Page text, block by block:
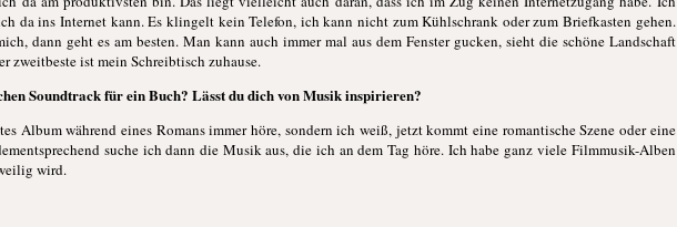
da ins Internet kann. Es klingelt kein Telefon, ich kann nicht zum Kühlschrank oder zum Briefkasten gehen.
dann geht es am besten. Man kann auch immer mal aus dem Fenster gucken, sieht die schöne Landschaft
zweitbeste ist mein Schreibtisch zuhause.
Soundtrack für ein Buch? Lässt du dich von Musik inspirieren?
Album während eines Romans immer höre, sondern ich weiß, jetzt kommt eine romantische Szene oder eine
suche ich dann die Musik aus, die ich an dem Tag höre. Ich habe ganz viele Filmmusik-Alben
wird.